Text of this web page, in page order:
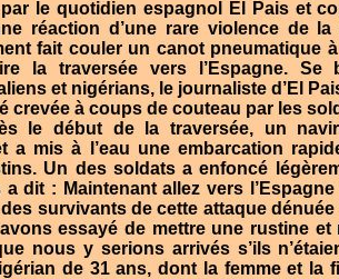
le quotidien espagnol El Pais et
réaction d’une rare violence de
fait couler un canot pneumatique
la traversée vers l’Espagne. Se
et nigérians, le journaliste d’El
crevée à coups de couteau par les
le début de la traversée, un
a mis à l’eau une embarcation
Un des soldats a enfoncé
dit : Maintenant allez vers l’Espagne
survivants de cette attaque dénuée
essayé de mettre une rustine
nous y serions arrivés s’ils
de 31 ans, dont la femme et la